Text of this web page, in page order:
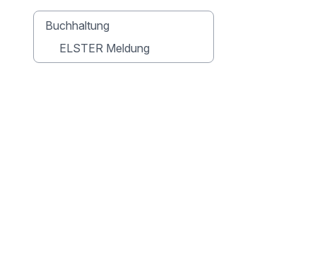
Buchhaltung
ELSTER Meldung